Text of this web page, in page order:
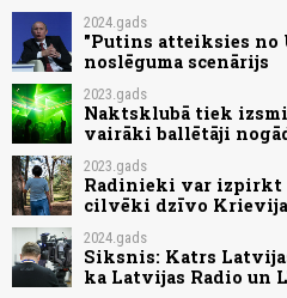
2024.gads
"Putins atteiksies no
noslēguma scenārijs
2023.gads
Naktsklubā tiek
vairāki ballētāji
2023.gads
Radinieki var izpirkt
cilvēki dzīvo
2024.gads
Siksnis: Katrs
ka Latvijas Radio un